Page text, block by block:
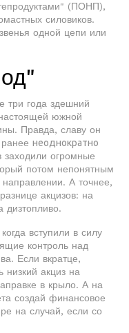
(ПОНП),
силовиков.
одной цепи или
три года здешний
южной
Правда, славу он
неоднократно
огромные
потом непонятным
А точнее,
акцизов: на
дизтопливо.
вступили в силу
контроль над
Если вкратце,
акциз на
в крыло. А на
создай финансовое
на случай, если со